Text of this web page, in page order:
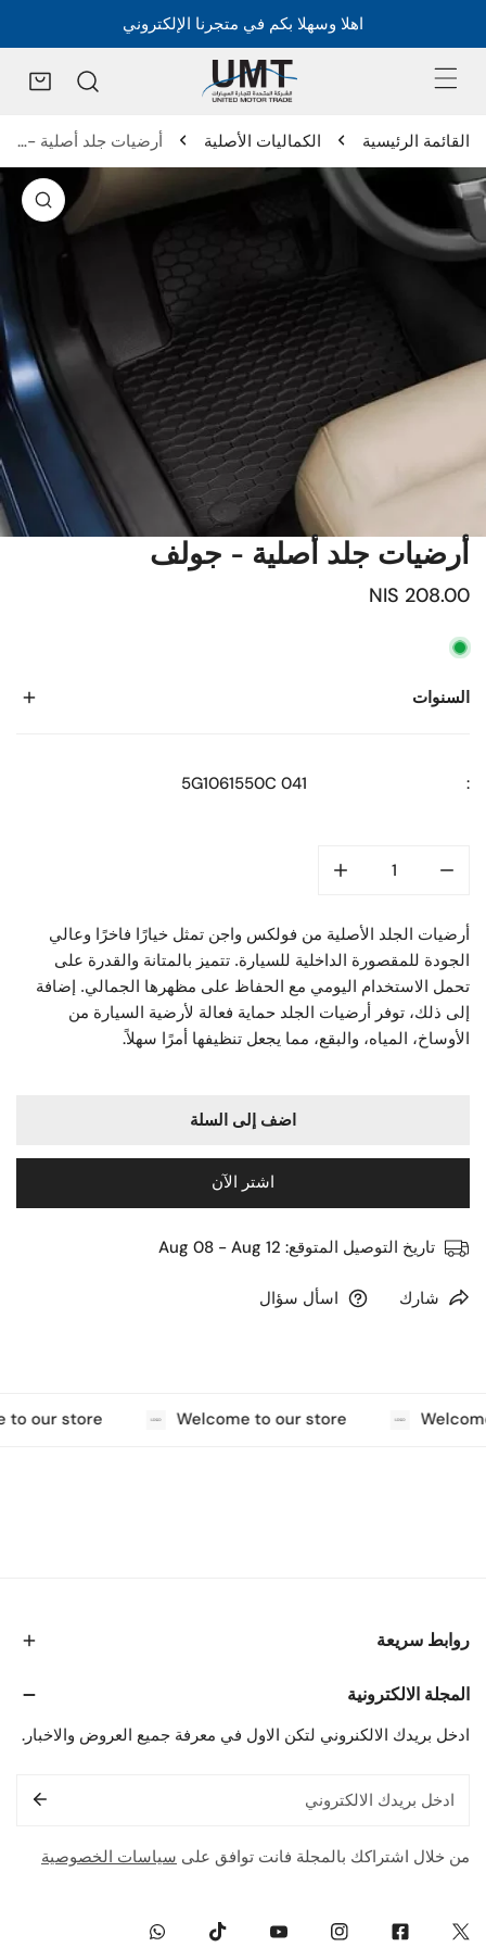
اهلا وسهلا بكم في متجرنا الإلكتروني
القائمة الرئيسية الكماليات الأصلية أرضيات جلد أصلية - جولف
أرضيات جلد أصلية - جولف
السعر
208.00 NIS
السنوات
2017
2020
:
5G1061550C 041
أرضيات الجلد الأصلية من فولكس واجن تمثل خيارًا فاخرًا وعالي
الجودة للمقصورة الداخلية للسيارة. تتميز بالمتانة والقدرة على
تحمل الاستخدام اليومي مع الحفاظ على مظهرها الجمالي. إضافة
إلى ذلك، توفر أرضيات الجلد حماية فعالة لأرضية السيارة من
الأوساخ، المياه، والبقع، مما يجعل تنظيفها أمرًا سهلاً.
اضف إلى السلة
اشتر الآن
تاريخ التوصيل المتوقع: Aug 08 - Aug 12
شارك اسأل سؤال
Welcome to our store
to our store
روابط سريعة
المجلة الالكترونية
ادخل بريدك الالكنروني لتكن الاول في معرفة جميع العروض والاخبار.
الإلكتروني
من خلال اشتراكك بالمجلة فانت توافق على سياسات الخصوصية